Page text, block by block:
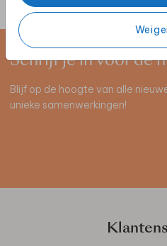
Schrijf je in voor de
Blijf op de hoogte van alle
unieke samenwerkingen!